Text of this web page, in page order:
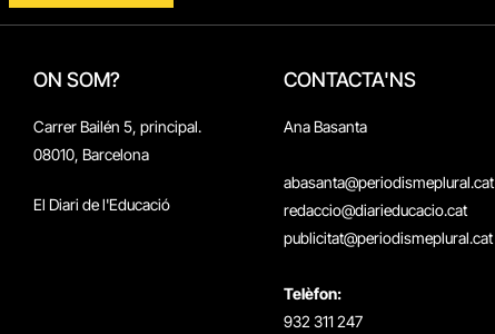
ON SOM?
Carrer Bailén 5, principal.
08010, Barcelona
El Diari de l'Educació
CONTACTA'NS
Ana Basanta
abasanta@periodismeplural.cat
redaccio@diarieducacio.cat
publicitat@periodismeplural.cat
Telèfon:
932 311 247